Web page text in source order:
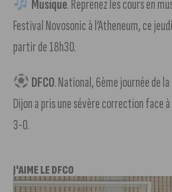
Musique. Reprenez les cours en
Festival Novosonic à l’Atheneum, ce
partir de 18h30.
DFCO. National, 6ème journée de
Dijon a pris une sévère correction face
3-0.
J'AIME LE DFCO